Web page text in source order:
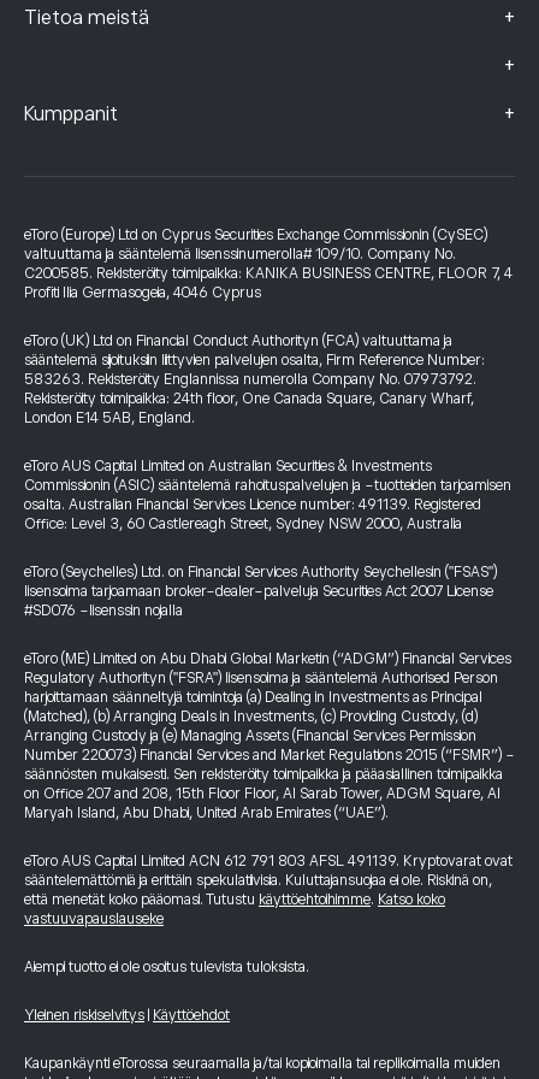
Tietoa meistä +
+
Kumppanit +
eToro (Europe) Ltd on Cyprus Securities Exchange Commissionin (CySEC)
valtuuttama ja sääntelemä lisenssinumerolla# 109/10. Company No.
C200585. Rekisteröity toimipaikka: KANIKA BUSINESS CENTRE, FLOOR 7, 4
Profiti Ilia Germasogeia, 4046 Cyprus
eToro (UK) Ltd on Financial Conduct Authorityn (FCA) valtuuttama ja
sääntelemä sijoituksiin liittyvien palvelujen osalta, Firm Reference Number:
583263. Rekisteröity Englannissa numerolla Company No. 07973792.
Rekisteröity toimipaikka: 24th floor, One Canada Square, Canary Wharf,
London E14 5AB, England.
eToro AUS Capital Limited on Australian Securities & Investments
Commissionin (ASIC) sääntelemä rahoituspalvelujen ja -tuotteiden tarjoamisen
osalta. Australian Financial Services Licence number: 491139. Registered
Office: Level 3, 60 Castlereagh Street, Sydney NSW 2000, Australia
eToro (Seychelles) Ltd. on Financial Services Authority Seychellesin ("FSAS")
lisensoima tarjoamaan broker-dealer-palveluja Securities Act 2007 License
#SD076 -lisenssin nojalla
eToro (ME) Limited on Abu Dhabi Global Marketin (“ADGM”) Financial Services
Regulatory Authorityn ("FSRA") lisensoima ja sääntelemä Authorised Person
harjoittamaan säänneltyjä toimintoja (a) Dealing in Investments as Principal
(Matched), (b) Arranging Deals in Investments, (c) Providing Custody, (d)
Arranging Custody ja (e) Managing Assets (Financial Services Permission
Number 220073) Financial Services and Market Regulations 2015 (“FSMR”) -
säännösten mukaisesti. Sen rekisteröity toimipaikka ja pääasiallinen toimipaikka
on Office 207 and 208, 15th Floor Floor, Al Sarab Tower, ADGM Square, Al
Maryah Island, Abu Dhabi, United Arab Emirates (“UAE”).
eToro AUS Capital Limited ACN 612 791 803 AFSL 491139. Kryptovarat ovat
sääntelemättömiä ja erittäin spekulatiivisia. Kuluttajansuojaa ei ole. Riskinä on,
että menetät koko pääomasi. Tutustu käyttöehtoihimme. Katso koko
vastuuvapauslauseke
Aiempi tuotto ei ole osoitus tulevista tuloksista.
Yleinen riskiselvitys Käyttöehdot
Kaupankäynti eTorossa seuraamalla ja/tai kopioimalla tai replikoimalla muiden